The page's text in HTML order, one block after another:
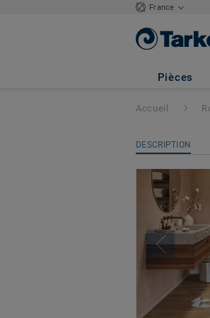
France
Pièces
Accueil
DESCRIPTION